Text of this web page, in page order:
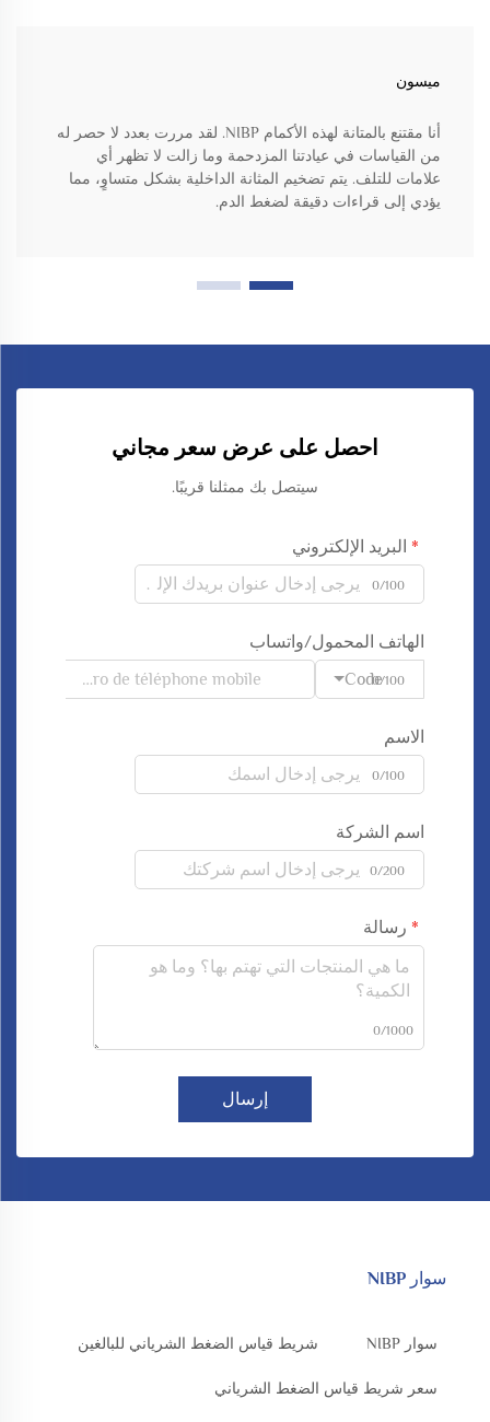
ميسون
أنا مقتنع بالمتانة لهذه الأكمام NIBP. لقد مررت بعدد لا حصر له
من القياسات في عيادتنا المزدحمة وما زالت لا تظهر أي
علامات للتلف. يتم تضخيم المثانة الداخلية بشكل متساوٍ، مما
يؤدي إلى قراءات دقيقة لضغط الدم.
احصل على عرض سعر مجاني
سيتصل بك ممثلنا قريبًا.
البريد الإلكتروني
0/100
الهاتف المحمول/واتساب
Code0/100
الاسم
0/100
اسم الشركة
0/200
رسالة
0/1000
إرسال
سوار NIBP
سوار NIBP شريط قياس الضغط الشرياني للبالغين
سعر شريط قياس الضغط الشرياني